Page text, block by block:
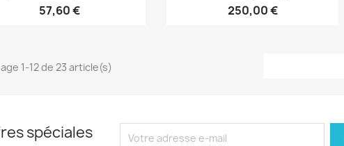
57,60 € 250,00 €
1-12 de 23 article(s)
spéciales